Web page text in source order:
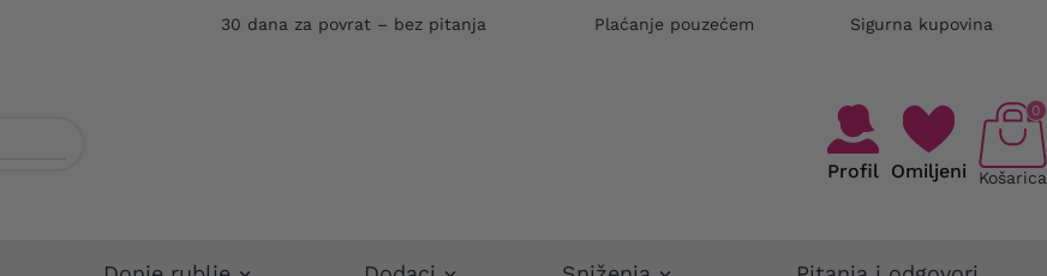
30 dana za povrat – bez pitanja Plaćanje pouzećem Sigurna kupovina
Profil Omiljeni Košarica
0